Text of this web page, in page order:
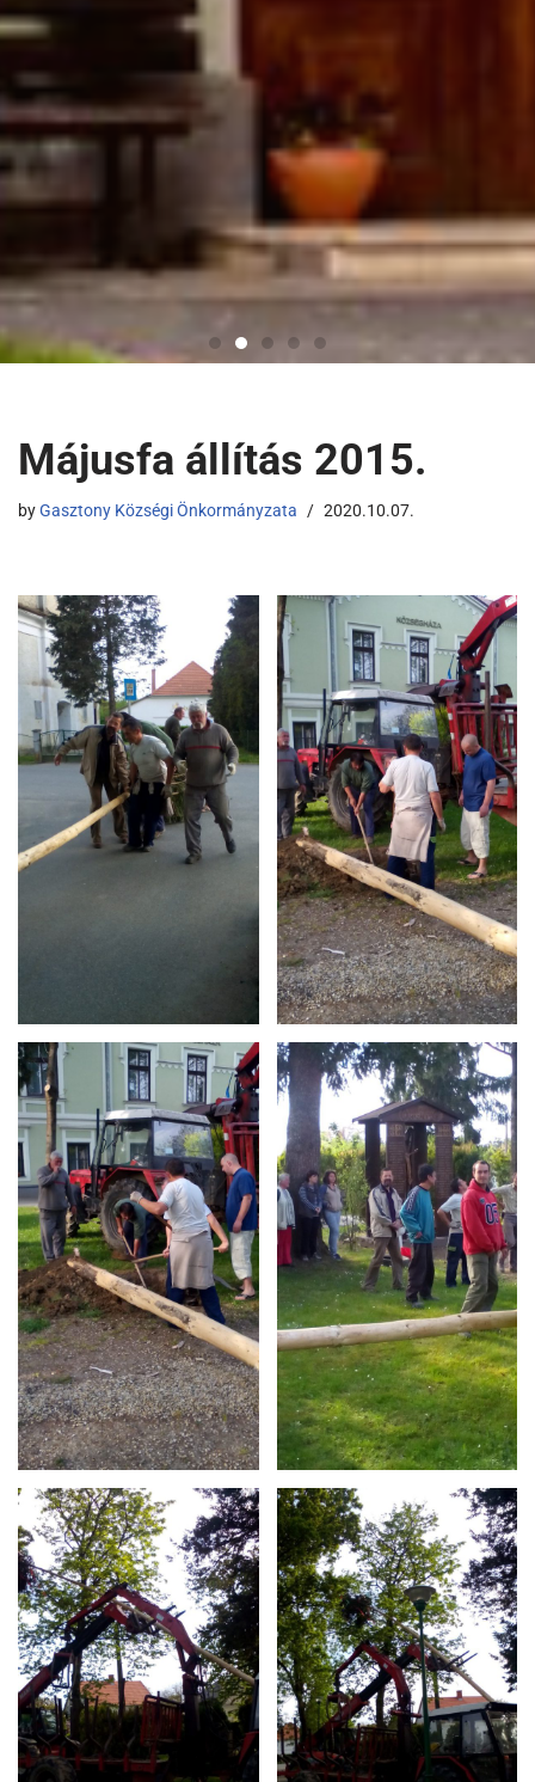
Májusfa állítás 2015.
byGasztony Községi Önkormányzata 2020.10.07.